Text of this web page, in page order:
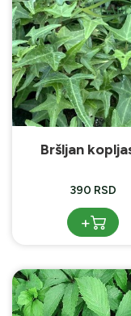
Bršljan
390 RSD
+